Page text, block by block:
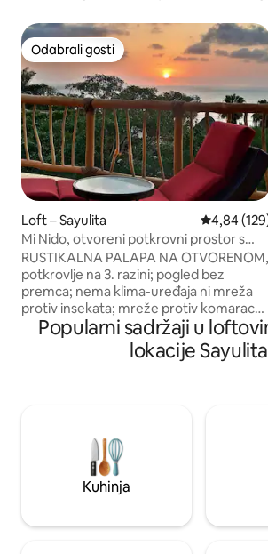
Odabrali gosti
Odabrali gosti
Loft – Sayulita Prosječna
4,84
Mi Nido, otvoreni potkrovni prostor s
palapom; krošnje drveća iznad mora
RUSTIKALNA PALAPA NA OTVORENOM,
potkrovlje na 3. razini; pogled bez
premca; nema klima-uređaja ni mreža
protiv insekata; mreže protiv komaraca,
ventilatori; džungla. 2 minute hoda do
široke mirne plaže. Ležaljke/suncobran,
Wi-Fi, spremačica, sef, jacuzzi bazen,
povjetarac, sprej protiv insekata. 6
minuta hoda do plaže ili do restorana u
ulici. Ako ste osjetljivi na insekte,
razmotrite druge smještajne jedinice
vanjskih stepenica gore/dolje od ulice.
Popularni sadržaji u
lokacije Sayulita
Kuhinja